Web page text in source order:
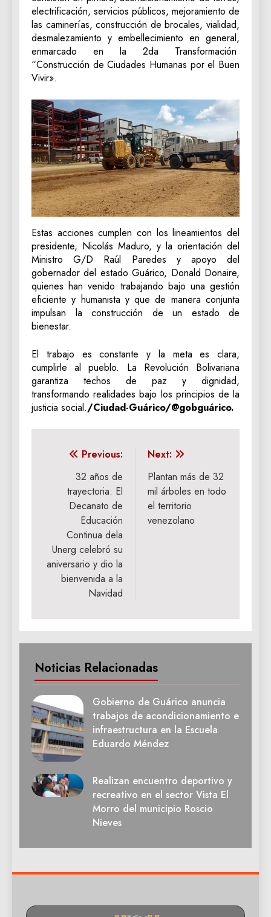
electrificación, servicios públicos, mejoramiento de
las caminerías, construcción de brocales, vialidad,
desmalezamiento y embellecimiento en general,
enmarcado en la 2da Transformación
“Construcción de Ciudades Humanas por el Buen
Vivir».
Estas acciones cumplen con los lineamientos del
presidente, Nicolás Maduro, y la orientación del
Ministro G/D Raúl Paredes y apoyo del
gobernador del estado Guárico, Donald Donaire,
quienes han venido trabajando bajo una gestión
eficiente y humanista y que de manera conjunta
impulsan la construcción de un estado de
bienestar.
El trabajo es constante y la meta es clara,
cumplirle al pueblo. La Revolución Bolivariana
garantiza techos de paz y dignidad,
transformando realidades bajo los principios de la
justicia social./Ciudad-Guárico/@gobguárico.
Navegación
entradas
Previous:
32 años de
trayectoria: El
Decanato de
Educación
Continua dela
Unerg celebró su
aniversario y dio la
bienvenida a la
Navidad
Next:
Plantan más de 32
mil árboles en todo
el territorio
venezolano
Noticias Relacionadas
Gobierno de Guárico anuncia
trabajos de acondicionamiento e
infraestructura en la Escuela
Eduardo Méndez
Realizan encuentro deportivo y
recreativo en el sector Vista El
Morro del municipio Roscio
Nieves